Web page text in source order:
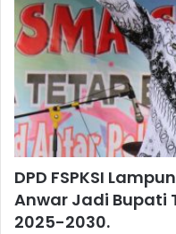
DPD FSPKSI
Anwar Jadi Bupati
2025-2030.